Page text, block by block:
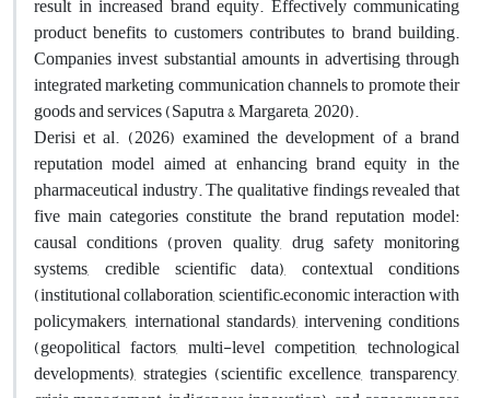
product benefits to customers contributes to brand building.
Companies invest substantial amounts in advertising through
integrated marketing communication channels to promote their
goods and services (Saputra & Margareta, 2020).
Derisi et al. (2026) examined the development of a brand
reputation model aimed at enhancing brand equity in the
pharmaceutical industry. The qualitative findings revealed that
five main categories constitute the brand reputation model:
causal conditions (proven quality, drug safety monitoring
systems, credible scientific data), contextual conditions
(institutional collaboration, scientific–economic interaction with
policymakers, international standards), intervening conditions
(geopolitical factors, multi-level competition, technological
developments), strategies (scientific excellence, transparency,